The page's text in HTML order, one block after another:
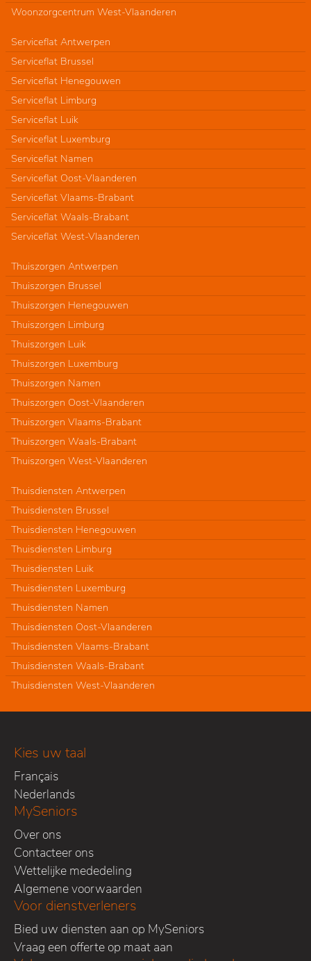
Woonzorgcentrum West-Vlaanderen
Serviceflat Antwerpen
Serviceflat Brussel
Serviceflat Henegouwen
Serviceflat Limburg
Serviceflat Luik
Serviceflat Luxemburg
Serviceflat Namen
Serviceflat Oost-Vlaanderen
Serviceflat Vlaams-Brabant
Serviceflat Waals-Brabant
Serviceflat West-Vlaanderen
Thuiszorgen Antwerpen
Thuiszorgen Brussel
Thuiszorgen Henegouwen
Thuiszorgen Limburg
Thuiszorgen Luik
Thuiszorgen Luxemburg
Thuiszorgen Namen
Thuiszorgen Oost-Vlaanderen
Thuiszorgen Vlaams-Brabant
Thuiszorgen Waals-Brabant
Thuiszorgen West-Vlaanderen
Thuisdiensten Antwerpen
Thuisdiensten Brussel
Thuisdiensten Henegouwen
Thuisdiensten Limburg
Thuisdiensten Luik
Thuisdiensten Luxemburg
Thuisdiensten Namen
Thuisdiensten Oost-Vlaanderen
Thuisdiensten Vlaams-Brabant
Thuisdiensten Waals-Brabant
Thuisdiensten West-Vlaanderen
Kies uw taal
Français
Nederlands
MySeniors
Over ons
Contacteer ons
Wettelijke mededeling
Algemene voorwaarden
Voor dienstverleners
Bied uw diensten aan op MySeniors
Vraag een offerte op maat aan